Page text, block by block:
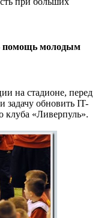
помощь молодым
на стадионе, перед
задачу обновить IT-
клуба «Ливерпуль».